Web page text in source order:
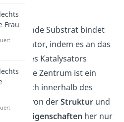
Substrat bindet
indem es an das
des Katalysators
aktive Zentrum ist ein
Bereich innerhalb des
das von derStruktur und
Eigenschaften her nur
Frau